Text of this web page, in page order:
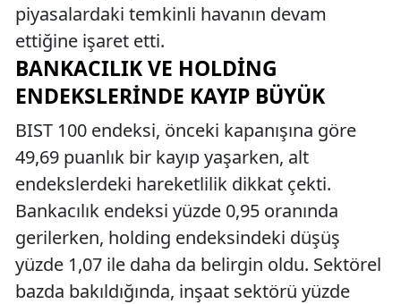
piyasalardaki temkinli havanın devam
ettiğine işaret etti.
BANKACILIK VE HOLDING
ENDEKSLERINDE KAYIP BÜYÜK
BIST 100 endeksi, önceki kapanışına göre
49,69 puanlık bir kayıp yaşarken, alt
endekslerdeki hareketlilik dikkat çekti.
Bankacılık endeksi yüzde 0,95 oranında
gerilerken, holding endeksindeki düşüş
yüzde 1,07 ile daha da belirgin oldu. Sektörel
bazda bakıldığında, inşaat sektörü yüzde